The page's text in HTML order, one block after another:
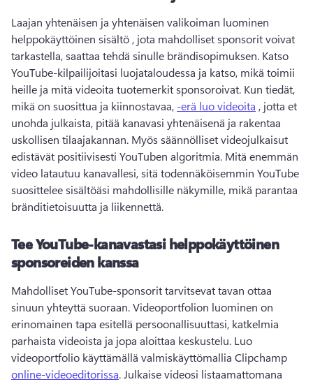
helppokäyttöinen sisältö , jota mahdolliset sponsorit voivat
tarkastella, saattaa tehdä sinulle brändisopimuksen. Katso
YouTube-kilpailijoitasi luojataloudessa ja katso, mikä toimii
heille ja mitä videoita tuotemerkit sponsoroivat. Kun tiedät,
mikä on suosittua ja kiinnostavaa, -erä luo videoita , jotta et
unohda julkaista, pitää kanavasi yhtenäisenä ja rakentaa
uskollisen tilaajakannan. Myös säännölliset videojulkaisut
edistävät positiivisesti YouTuben algoritmia. Mitä enemmän
video latautuu kanavallesi, sitä todennäköisemmin YouTube
suosittelee sisältöäsi mahdollisille näkymille, mikä parantaa
bränditietoisuutta ja liikennettä.
Tee YouTube-kanavastasi helppokäyttöinen
sponsoreiden kanssa
Mahdolliset YouTube-sponsorit tarvitsevat tavan ottaa
sinuun yhteyttä suoraan. Videoportfolion luominen on
erinomainen tapa esitellä persoonallisuuttasi, katkelmia
parhaista videoista ja jopa aloittaa keskustelu. Luo
videoportfolio käyttämällä valmiskäyttömallia Clipchamp
online-videoeditorissa. Julkaise videosi listaamattomana